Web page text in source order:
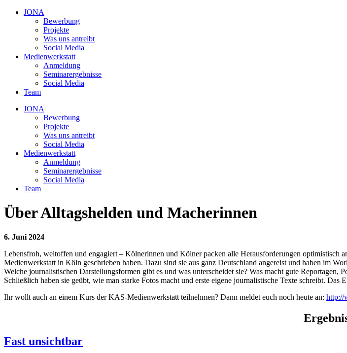
JONA
Bewerbung
Projekte
Was uns antreibt
Social Media
Medienwerkstatt
Anmeldung
Seminarergebnisse
Social Media
Team
JONA
Bewerbung
Projekte
Was uns antreibt
Social Media
Medienwerkstatt
Anmeldung
Seminarergebnisse
Social Media
Team
Über Alltagshelden und Macherinnen
6. Juni 2024
Lebensfroh, weltoffen und engagiert – Kölnerinnen und Kölner packen alle Herausforderungen optimistisch
Medienwerkstatt in Köln geschrieben haben. Dazu sind sie aus ganz Deutschland angereist und haben im
Welche journalistischen Darstellungsformen gibt es und was unterscheidet sie? Was macht gute Reportagen,
Schließlich haben sie geübt, wie man starke Fotos macht und erste eigene journalistische Texte schreibt. Das
Ihr wollt auch an einem Kurs der KAS-Medienwerkstatt teilnehmen? Dann meldet euch noch heute an: http://
Fast unsichtbar